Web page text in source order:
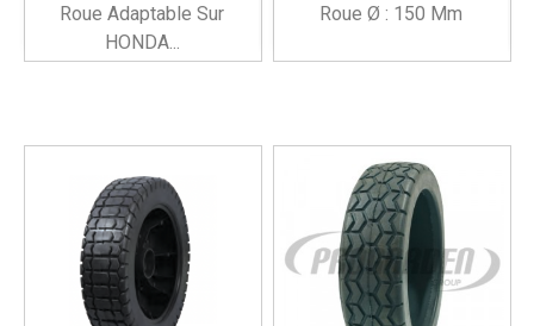
Roue Adaptable Sur
HONDA...
Roue Ø : 150 Mm